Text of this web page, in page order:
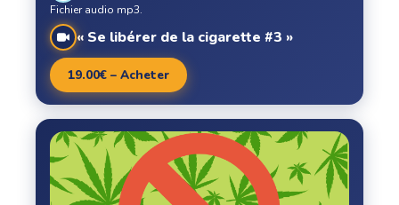
« Se libérer de la cigarette #3 »
Fichier audio mp3.
19.00€ – Acheter